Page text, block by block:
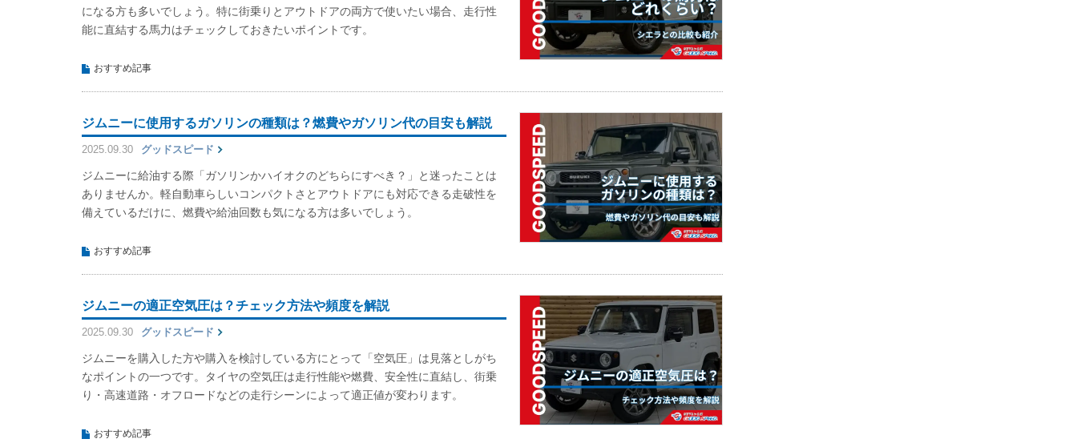
になる方も多いでしょう。特に街乗りとアウトドアの両方で使いたい場合、走行性
能に直結する馬力はチェックしておきたいポイントです。
おすすめ記事
ジムニーに使用するガソリンの種類は？燃費やガソリン代の目安も解説
2025.09.30 グッドスピード
ジムニーに給油する際「ガソリンかハイオクのどちらにすべき？」と迷ったことは
ありませんか。軽自動車らしいコンパクトさとアウトドアにも対応できる走破性を
備えているだけに、燃費や給油回数も気になる方は多いでしょう。
おすすめ記事
ジムニーの適正空気圧は？チェック方法や頻度を解説
2025.09.30 グッドスピード
ジムニーを購入した方や購入を検討している方にとって「空気圧」は見落としがち
なポイントの一つです。タイヤの空気圧は走行性能や燃費、安全性に直結し、街乗
り・高速道路・オフロードなどの走行シーンによって適正値が変わります。
おすすめ記事